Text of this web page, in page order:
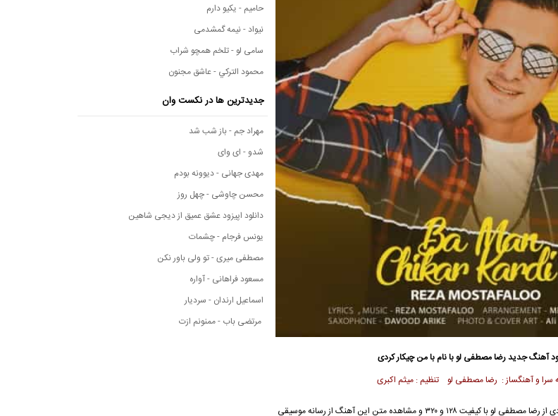
آهنگ جدیدرضا مصطفی لوبا نام با من چیکار کردی
سرا و آهنگساز : رضا مصطفی لو تنظیم : میثم اکبری
از رضا مصطفی لو با کیفیت ۱۲۸ و ۳۲۰ و مشاهده متن این آهنگ از رسانه موسیقی
حامیم - یکیو دارم
نیواد - نیمه گمشدمی
سامی لو - تلخم همچو شراب
محمود التركي - عاشق مجنون
جدیدترین ها در نکست وان
مهراد جم - باز شب شد
شدو - ای وای
مهدی جهانی - دیوونه بودم
محسن چاوشی - چهل روز
دانلود اپیزود عشق عمیق از دیجی شاهین
یونس فرجام - چشمات
مصطفی میری - تو ولی باور نکن
مسعود فراهانی - آواره
اسماعیل ارندان - سردیار
مرتضی باب - ممنونم ازت